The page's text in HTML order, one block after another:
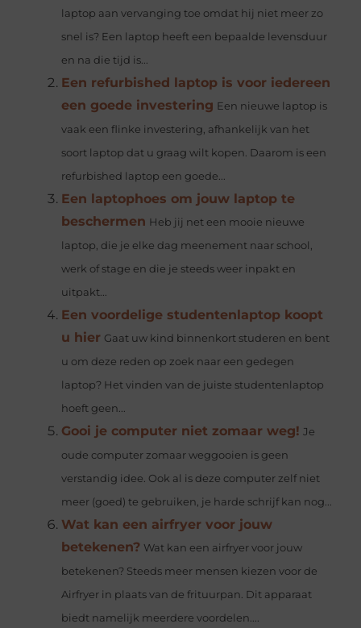
laptop aan vervanging toe omdat hij niet meer zo
snel is? Een laptop heeft een bepaalde levensduur
en na die tijd is...
Een refurbished laptop is voor iedereen
een goede investering Een nieuwe laptop is
vaak een flinke investering, afhankelijk van het
soort laptop dat u graag wilt kopen. Daarom is een
refurbished laptop een goede...
Een laptophoes om jouw laptop te
beschermen Heb jij net een mooie nieuwe
laptop, die je elke dag meenement naar school,
werk of stage en die je steeds weer inpakt en
uitpakt...
Een voordelige studentenlaptop koopt
u hier Gaat uw kind binnenkort studeren en bent
u om deze reden op zoek naar een gedegen
laptop? Het vinden van de juiste studentenlaptop
hoeft geen...
Gooi je computer niet zomaar weg! Je
oude computer zomaar weggooien is geen
verstandig idee. Ook al is deze computer zelf niet
meer (goed) te gebruiken, je harde schrijf kan nog...
Wat kan een airfryer voor jouw
betekenen? Wat kan een airfryer voor jouw
betekenen? Steeds meer mensen kiezen voor de
Airfryer in plaats van de frituurpan. Dit apparaat
biedt namelijk meerdere voordelen....